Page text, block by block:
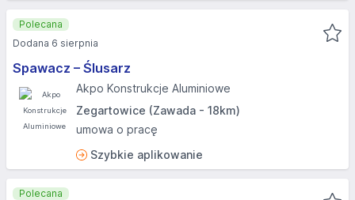
Spawacz – Ślusarz
Akpo Konstrukcje Aluminiowe
Zegartowice (Zawada - 18km)
umowa o pracę
Szybkie aplikowanie
Polecana
Dodana 6 sierpnia
Polecana